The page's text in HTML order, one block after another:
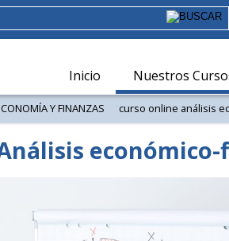
Inicio Nuestros
Y FINANZAS curso online análisis